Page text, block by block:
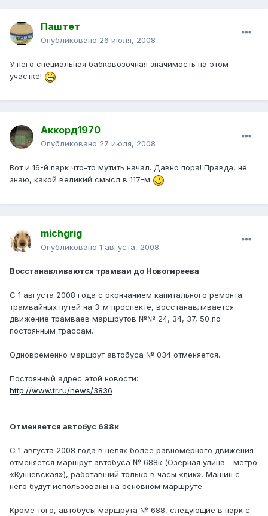
Паштет
Опубликовано 26 июля, 2008
У него специальная бабковозочная значимость на этом
участке!
Аккорд1970
Опубликовано 27 июля, 2008
Вот и 16-й парк что-то мутить начал. Давно пора! Правда, не
знаю, какой великий смысл в 117-м
michgrig
Опубликовано 1 августа, 2008
Восстанавливаются трамваи до Новогиреева
С 1 августа 2008 года с окончанием капитального ремонта
трамвайных путей на 3-м проспекте, восстанавливается
движение трамваев маршрутов №№ 24, 34, 37, 50 по
постоянным трассам.
Одновременно маршрут автобуса № 034 отменяется.
Постоянный адрес этой новости:
http://www.tr.ru/news/3836
Отменяется автобус 688к
С 1 августа 2008 года в целях более равномерного движения
отменяется маршрут автобуса № 688к (Озёрная улица - метро
«Кунцевская»), работавший только в часы «пик». Машин с
него будут использованы на основном маршруте.
Кроме того, автобусы маршрута № 688, следующие в парк с